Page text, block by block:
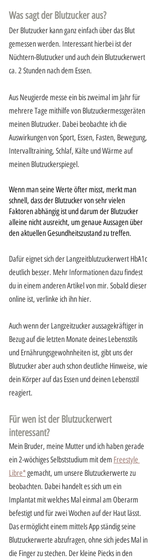
Was sagt der Blutzucker aus?
Der Blutzucker kann ganz einfach über das Blut
gemessen werden. Interessant hierbei ist der
Nüchtern-Blutzucker und auch dein Blutzuckerwert
ca. 2 Stunden nach dem Essen.
Aus Neugierde messe ein bis zweimal im Jahr für
mehrere Tage mithilfe von Blutzuckermessgeräten
meinen Blutzucker. Dabei beobachte ich die
Auswirkungen von Sport, Essen, Fasten, Bewegung,
Intervalltraining, Schlaf, Kälte und Wärme auf
meinen Blutzuckerspiegel.
Wenn man seine Werte öfter misst, merkt man
schnell, dass der Blutzucker von sehr vielen
Faktoren abhängig ist und darum der Blutzucker
alleine nicht ausreicht, um genaue Aussagen über
den aktuellen Gesundheitszustand zu treffen.
Dafür eignet sich der Langzeitblutzuckerwert HbA1c
deutlich besser. Mehr Informationen dazu findest
du in einem anderen Artikel von mir. Sobald dieser
online ist, verlinke ich ihn hier.
Auch wenn der Langzeitzucker aussagekräftiger in
Bezug auf die letzten Monate deines Lebensstils
und Ernährungsgewohnheiten ist, gibt uns der
Blutzucker aber auch schon deutliche Hinweise, wie
dein Körper auf das Essen und deinen Lebensstil
reagiert.
Für wen ist der Blutzuckerwert
interessant?
Mein Bruder, meine Mutter und ich haben gerade
ein 2-wöchiges Selbststudium mit dem Freestyle
Libre*gemacht, um unsere Blutzuckerwerte zu
beobachten. Dabei handelt es sich um ein
Implantat mit welches Mal einmal am Oberarm
befestigt und für zwei Wochen auf der Haut lässt.
Das ermöglicht einem mittels App ständig seine
Blutzuckerwerte abzufragen, ohne sich jedes Mal in
die Finger zu stechen. Der kleine Piecks in den